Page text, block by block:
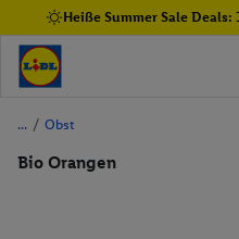
Heiße Summer Sale
/ Obst
Bio Orangen